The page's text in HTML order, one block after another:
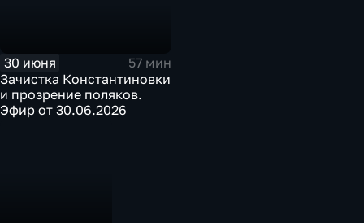
30 июня
57 мин
Зачистка Константиновки
и прозрение поляков.
Эфир от 30.06.2026